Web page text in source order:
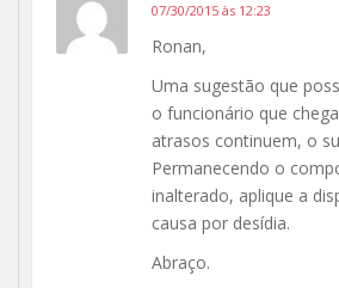
07/30/2015 às 12:23
Ronan,
Uma sugestão que
o funcionário que
atrasos continuem, o
Permanecendo o
inalterado, aplique a
causa por desídia.
Abraço.